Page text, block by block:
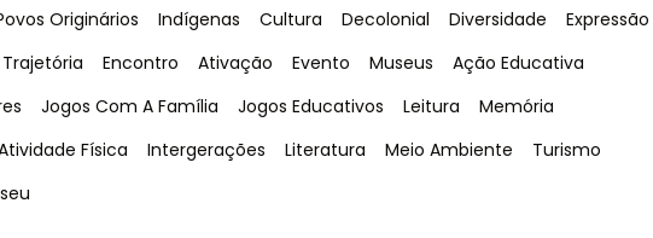
: Originários Tag:
Indígenas Tag:
Cultura Tag:
Decolonial Tag:
Diversidade Tag:
Expressão
Tag:
Trajetória Tag:
Encontro Tag:
Ativação Tag:
Evento Tag:
Museus Tag:
Ação Educativa
Tag:
Jogos Com A Família Tag:
Jogos Educativos Tag:
Leitura Tag:
Memória
Física Tag:
Intergerações Tag:
Literatura Tag:
Meio Ambiente Tag:
Turismo